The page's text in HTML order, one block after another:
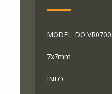
MODEL: DO
7x7mm
INFO: